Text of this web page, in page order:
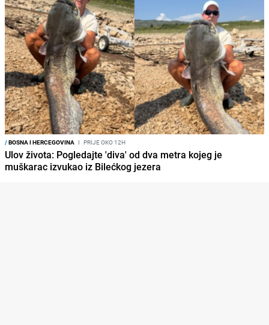
/BOSNA I HERCEGOVINA I PRIJE OKO 12H
Ulov života: Pogledajte 'diva' od dva metra kojeg je
muškarac izvukao iz Bilećkog jezera